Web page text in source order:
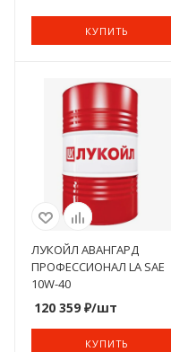
КУПИТЬ
ЛУКОЙЛ АВАНГАРД
ПРОФЕССИОНАЛ LA SAE
10W-40
120 359 ₽/шт
КУПИТЬ